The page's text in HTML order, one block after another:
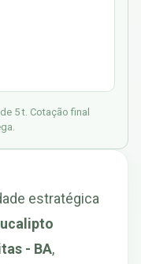
5 t. Cotação final
estratégica
- BA,